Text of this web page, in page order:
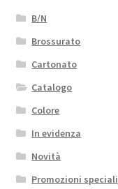
B/N
Brossurato
Cartonato
Catalogo
Colore
In evidenza
Novità
Promozioni speciali